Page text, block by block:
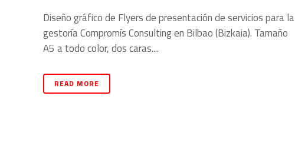
Diseño gráfico de Flyers de presentación de servicios para la
gestoría Compromís Consulting en Bilbao (Bizkaia). Tamaño
A5 a todo color, dos caras....
READ MORE